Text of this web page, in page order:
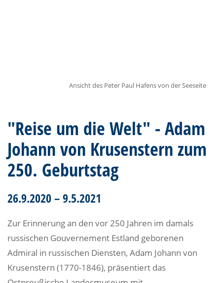
Ansicht des Peter Paul Hafens von der Seeseite
"Reise um die Welt" - Adam
Johann von Krusenstern zum
250. Geburtstag
26.9.2020 – 9.5.2021
Zur Erinnerung an den vor 250 Jahren im damals
russischen Gouvernement Estland geborenen
Admiral in russischen Diensten, Adam Johann von
Krusenstern (1770-1846), präsentiert das